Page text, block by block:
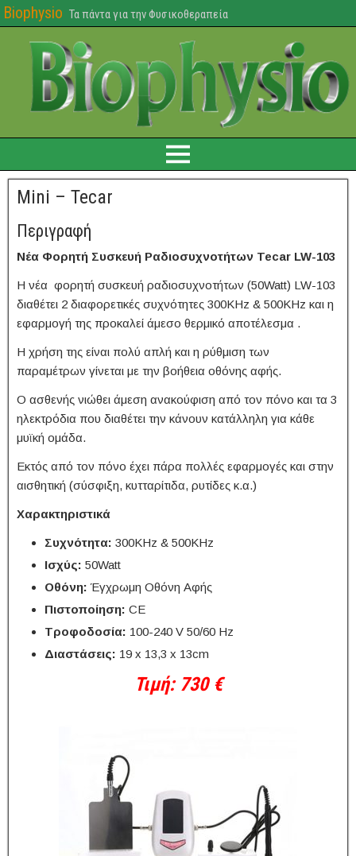
Biophysio Τα πάντα για την Φυσικοθεραπεία
Mini – Tecar
Περιγραφή
Νέα Φορητή Συσκευή Ραδιοσυχνοτήτων Tecar LW-103
Η νέα φορητή συσκευή ραδιοσυχνοτήτων (50Watt) LW-103
διαθέτει 2 διαφορετικές συχνότητες 300KHz & 500KHz και η
εφαρμογή της προκαλεί άμεσο θερμικό αποτέλεσμα .
Η χρήση της είναι πολύ απλή και η ρύθμιση των
παραμέτρων γίνεται με την βοήθεια οθόνης αφής.
Ο ασθενής νιώθει άμεση ανακούφιση από τον πόνο και τα 3
ηλεκτρόδια που διαθέτει την κάνουν κατάλληλη για κάθε
μυϊκή ομάδα.
Εκτός από τον πόνο έχει πάρα πολλές εφαρμογές και στην
αισθητική (σύσφιξη, κυτταρίτιδα, ρυτίδες κ.α.)
Χαρακτηριστικά
Συχνότητα: 300KHz & 500KHz
Ισχύς: 50Watt
Οθόνη: Έγχρωμη Οθόνη Αφής
Πιστοποίηση: CE
Τροφοδοσία: 100-240 V 50/60 Hz
Διαστάσεις: 19 x 13,3 x 13cm
Τιμή: 730 €